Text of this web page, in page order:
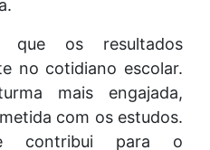
que os resultados
no cotidiano escolar.
mais engajada,
com os estudos.
contribui para o